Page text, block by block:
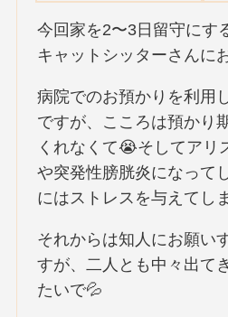
今回家を2〜3日留守にす
キャットシッターさんに
病院でのお預かりを利用
ですが、こころは預かり
くれなくて😭そしてアリ
や突発性膀胱炎になって
にはストレスを与えてし
それからは知人にお願い
すが、二人とも中々出て
たいで💦